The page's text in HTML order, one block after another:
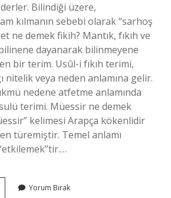
Bilindiği üzere,
kılmanın sebebi olarak “sarhoş
ne demek fikih? Mantık, fıkıh ve
dayanarak bilinmeyene
bir terim. Usûl-i fıkıh terimi,
nitelik veya neden anlamına gelir.
nedene atfetme anlamında
terimi. Müessir ne demek
kelimesi Arapça kökenlidir
türemiştir. Temel anlamı
Yorum Bırak